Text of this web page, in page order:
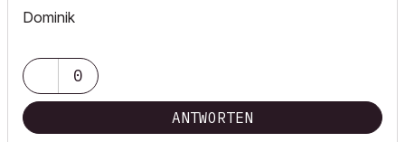
Dominik
0
ANTWORTEN